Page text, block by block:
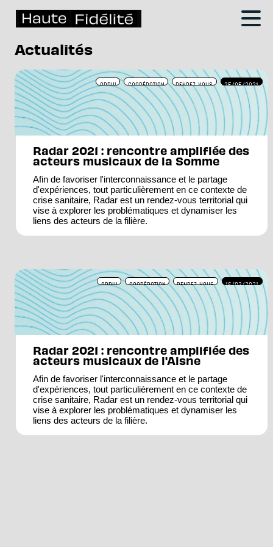
Actualités
APPUI COOPÉRATION RENDEZ-VOUS 25/05/2021
Radar 2021 : rencontre amplifiée des
acteurs musicaux de la Somme
Afin de favoriser l'interconnaissance et le partage
d'expériences, tout particulièrement en ce contexte de
crise sanitaire, Radar est un rendez-vous territorial qui
vise à explorer les problématiques et dynamiser les
liens des acteurs de la filière.
APPUI COOPÉRATION RENDEZ-VOUS 16/03/2021
Radar 2021 : rencontre amplifiée des
acteurs musicaux de l'Aisne
Afin de favoriser l'interconnaissance et le partage
d'expériences, tout particulièrement en ce contexte de
crise sanitaire, Radar est un rendez-vous territorial qui
vise à explorer les problématiques et dynamiser les
liens des acteurs de la filière.